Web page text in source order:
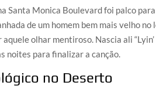
Santa Monica Boulevard foi palco
de um homem bem mais velho
olhar mentiroso. Nascia ali
noites para finalizar a canção.
no Deserto